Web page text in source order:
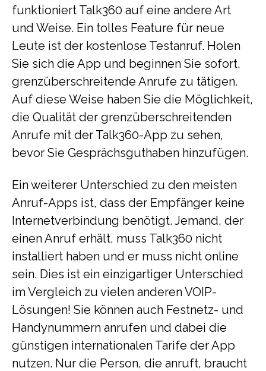
funktioniert Talk360 auf eine andere Art
und Weise. Ein tolles Feature für neue
Leute ist der kostenlose Testanruf. Holen
Sie sich die App und beginnen Sie sofort,
grenzüberschreitende Anrufe zu tätigen.
Auf diese Weise haben Sie die Möglichkeit,
die Qualität der grenzüberschreitenden
Anrufe mit der Talk360-App zu sehen,
bevor Sie Gesprächsguthaben hinzufügen.
Ein weiterer Unterschied zu den meisten
Anruf-Apps ist, dass der Empfänger keine
Internetverbindung benötigt. Jemand, der
einen Anruf erhält, muss Talk360 nicht
installiert haben und er muss nicht online
sein. Dies ist ein einzigartiger Unterschied
im Vergleich zu vielen anderen VOIP-
Lösungen! Sie können auch Festnetz- und
Handynummern anrufen und dabei die
günstigen internationalen Tarife der App
nutzen. Nur die Person, die anruft, braucht